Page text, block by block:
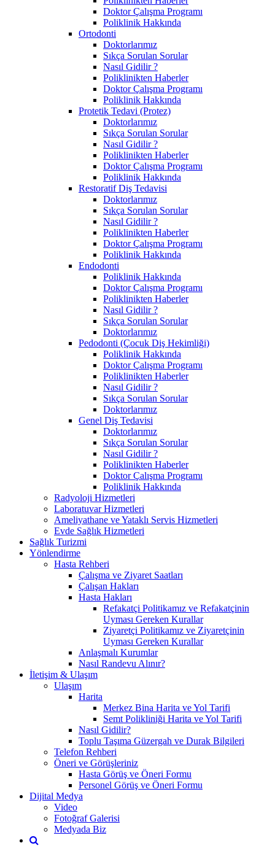
Doktor Çalışma Programı
Poliklinik Hakkında
Ortodonti
Doktorlarımız
Sıkça Sorulan Sorular
Nasıl Gidilir ?
Poliklinikten Haberler
Doktor Çalışma Programı
Poliklinik Hakkında
Protetik Tedavi (Protez)
Doktorlarımız
Sıkça Sorulan Sorular
Nasıl Gidilir ?
Poliklinikten Haberler
Doktor Çalışma Programı
Poliklinik Hakkında
Restoratif Diş Tedavisi
Doktorlarımız
Sıkça Sorulan Sorular
Nasıl Gidilir ?
Poliklinikten Haberler
Doktor Çalışma Programı
Poliklinik Hakkında
Endodonti
Poliklinik Hakkında
Doktor Çalışma Programı
Poliklinikten Haberler
Nasıl Gidilir ?
Sıkça Sorulan Sorular
Doktorlarımız
Pedodonti (Çocuk Diş Hekimliği)
Poliklinik Hakkında
Doktor Çalışma Programı
Poliklinikten Haberler
Nasıl Gidilir ?
Sıkça Sorulan Sorular
Doktorlarımız
Genel Diş Tedavisi
Doktorlarımız
Sıkça Sorulan Sorular
Nasıl Gidilir ?
Poliklinikten Haberler
Doktor Çalışma Programı
Poliklinik Hakkında
Radyoloji Hizmetleri
Laboratuvar Hizmetleri
Ameliyathane ve Yataklı Servis Hizmetleri
Evde Sağlık Hizmetleri
Sağlık Turizmi
Yönlendirme
Hasta Rehberi
Çalışma ve Ziyaret Saatları
Çalışan Hakları
Hasta Hakları
Refakatçi Politikamız ve Refakatçinin
Uyması Gereken Kurallar
Ziyaretçi Politikamız ve Ziyaretçinin
Uyması Gereken Kurallar
Anlaşmalı Kurumlar
Nasıl Randevu Alınır?
İletişim & Ulaşım
Ulaşım
Harita
Merkez Bina Harita ve Yol Tarifi
Semt Polikliniği Harita ve Yol Tarifi
Nasıl Gidilir?
Toplu Taşıma Güzergah ve Durak Bilgileri
Telefon Rehberi
Öneri ve Görüşleriniz
Hasta Görüş ve Öneri Formu
Personel Görüş ve Öneri Formu
Dijital Medya
Video
Fotoğraf Galerisi
Medyada Biz